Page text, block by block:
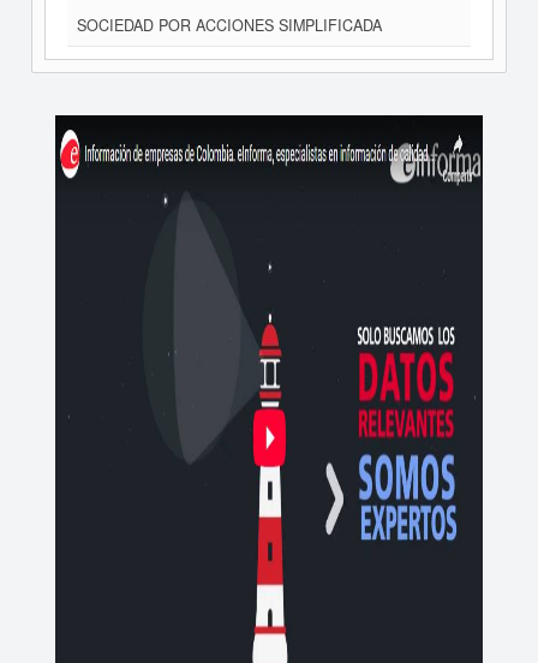
SOCIEDAD POR ACCIONES SIMPLIFICADA